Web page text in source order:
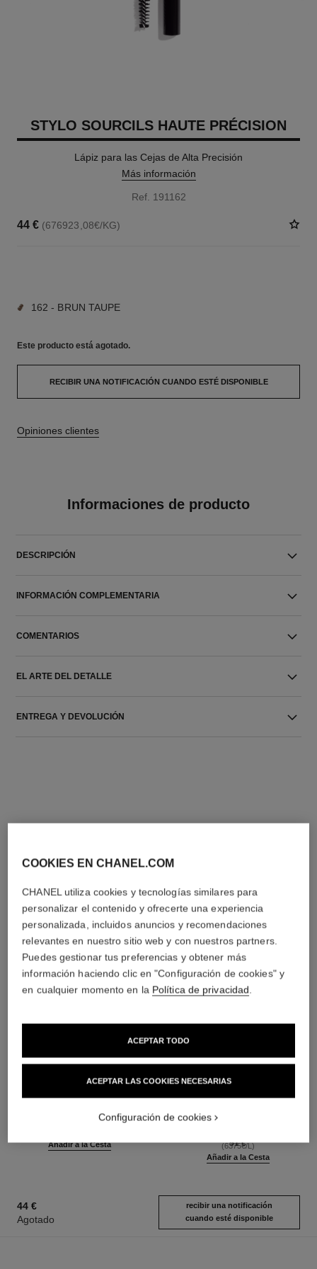
STYLO SOURCILS HAUTE PRÉCISION
Lápiz para las Cejas de Alta Precisión
Más información
Ref. 191162
44 € (676923,08€/KG)
162 - BRUN TAUPE
Este producto está agotado.
RECIBIR UNA NOTIFICACIÓN CUANDO ESTÉ DISPONIBLE
Opiniones clientes
Informaciones de producto
DESCRIPCIÓN
INFORMACIÓN COMPLEMENTARIA
COMENTARIOS
EL ARTE DEL DETALLE
ENTREGA Y DEVOLUCIÓN
le gel sourcils
Gel Fijador de Larga Duración
3 tonos disponibles
Añadir a la Cesta
le rouge duo ultra tenue
Dúo para Labios de Larga
Ref. 175174
51 €
(6375€/L)
Añadir a la Cesta
44 €
Agotado
recibir una notificación
cuando esté disponible
COOKIES EN CHANEL.COM
CHANEL utiliza cookies y tecnologías similares para
personalizar el contenido y ofrecerte una experiencia
personalizada, incluidos anuncios y recomendaciones
relevantes en nuestro sitio web y con nuestros partners.
Puedes gestionar tus preferencias y obtener más
información haciendo clic en "Configuración de cookies" y
en cualquier momento en la Política de privacidad.
ACEPTAR LAS COOKIES NECESARIAS
ACEPTAR TODO
Configuración de cookies